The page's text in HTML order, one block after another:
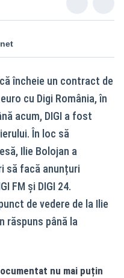
încheie un contract de
cu Digi România, în
acum, DIGI a fost
În loc să
Ilie Bolojan a
să facă anunțuri
FM și DIGI 24.
de vedere de la Ilie
răspuns până la
nu mai puțin